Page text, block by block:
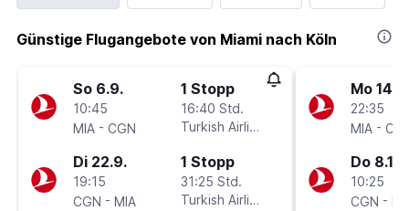
Günstige Flugangebote von Miami nach Köln
So 6.9.
10:45
MIA - CGN
1 Stopp
16:40 Std.
Turkish Airlines
Di 22.9.
19:15
CGN - MIA
1 Stopp
31:25 Std.
Turkish Airlines
Mo 14.9.
22:35
MIA -
Do 8.10.
10:25
CGN -